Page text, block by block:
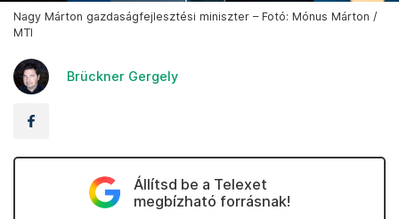
Nagy Márton gazdaságfejlesztési miniszter – Fotó: Mónus Márton /
MTI
Brückner Gergely
Állítsd be a Telexet
megbízható forrásnak!